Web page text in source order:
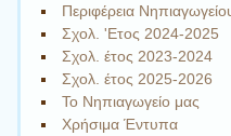
Περιφέρεια
Σχολ. 'Ετος 2024-2025
Σχολ. έτος 2023-2024
Σχολ. έτος 2025-2026
Το Νηπιαγωγείο μας
Χρήσιμα Έντυπα